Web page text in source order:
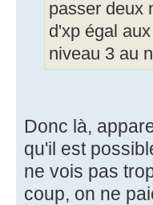
passer deux
d'xp égal
niveau 3 au
Donc là,
qu'il est
ne vois pas
coup, on ne